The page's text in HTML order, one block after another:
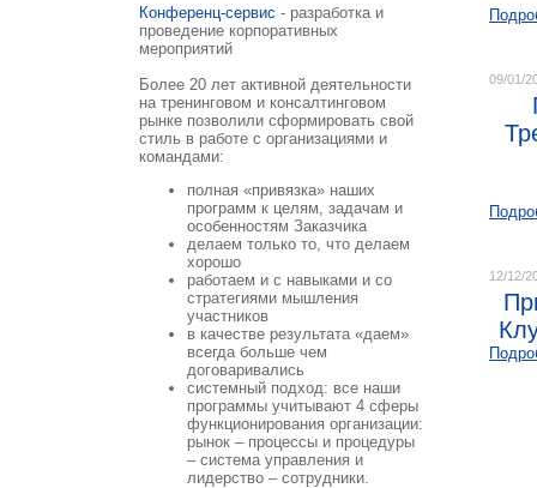
Конференц-сервис - разработка и
проведение корпоративных
мероприятий
Более 20 лет активной деятельности
на тренинговом и консалтинговом
рынке позволили сформировать свой
стиль в работе с организациями и
командами:
полная «привязка» наших
программ к целям, задачам и
особенностям Заказчика
делаем только то, что делаем
хорошо
работаем и с навыками и со
стратегиями мышления
участников
в качестве результата «даем»
всегда больше чем
договаривались
системный подход: все наши
программы учитывают 4 сферы
функционирования организации:
рынок – процессы и процедуры
– система управления и
лидерство – сотрудники.
09/01/
12/12/